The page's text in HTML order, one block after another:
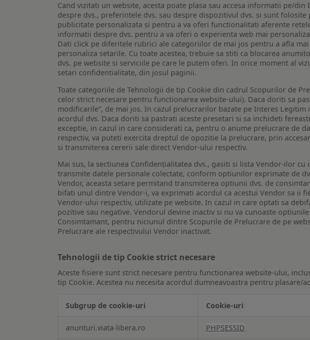
Cand vizitati un website, acesta poate plasa sau accesa informatii pe/
despre dvs., preferintele dvs. sau despre dispozitivul dvs. si sunt
publicitate personalizata si pentru a va oferi functionalitati aferente
informatii despre dvs. pentru a va oferi o experienta web mai
Dati click pe diferitele rubrici ale categoriilor de mai jos pentru a afla
personaliza setarile. Cu toate acestea, trebuie sa stiti ca blocarea
dvs. pe website si serviciile pe care le putem oferi. In orice moment al
setari confidentialitate, din josul paginii.
Toate categoriile de Tehnologii de tip Cookie din cadrul Scopurilor de
celor strict necesare pentru functionarea website-ului). Daca doriti sa
modificarile”, de mai jos. In cazul prelucrarilor bazate pe Interes
acordul dvs. Daca doriti sa pastrati aceste presetari si sa inchideti
exceptie, in cazul in care considerati ca, pentru o anume prelucrare de
respectiv, va puteti exercita dreptul de opozitie la prelucrare, prin
si transmiterea cererii sale direct Vendor-ului respectiv.
Mai sus, la sectiunea Confidențialitatea dvs., gasiti si lista Vendor-ilor
transmite datele personale colectate, conform optiunilor exprimate de
Vendor, aceasta setare permitand transmiterea optiunii dvs. de
bifati unul dintre Vendor-i, va exprimati acordul ca acestui Vendor sa ii
Vendor-ului respectiv, utilizate pe website. In cazul in care optati sa
pozitive sau negative. Vendorul devine inactiv si nu va cunoaste
Consimtamant, pentru niciunul dintre Scopurile de Prelucrare de pe
Prelucrare ale respectivului Vendor inactivat.
Tehnologii de tip Cookie strict necesare
Aceste fisiere sunt strict necesare pentru functionarea website-ului,
tip Cookie. Acestea nu necesita acordul dumneavoastra pentru plasare/
de
Subgrup de cookie-uri Cookie-uri
anunturi.viata-libera.ro PHPSESSID